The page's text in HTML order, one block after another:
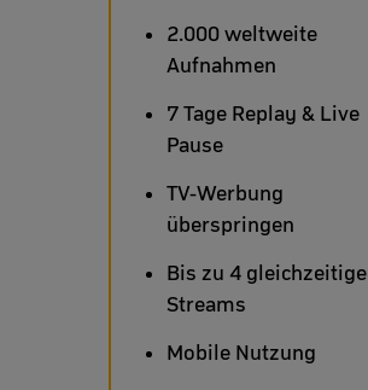
2.000 weltweite
Aufnahmen
7 Tage Replay & Live
Pause
TV-Werbung
überspringen
Bis zu 4 gleichzeitige
Streams
Mobile Nutzung